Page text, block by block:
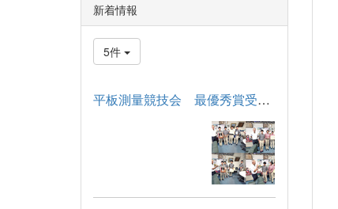
新着情報
5件
平板測量競技会 最優秀賞受賞！